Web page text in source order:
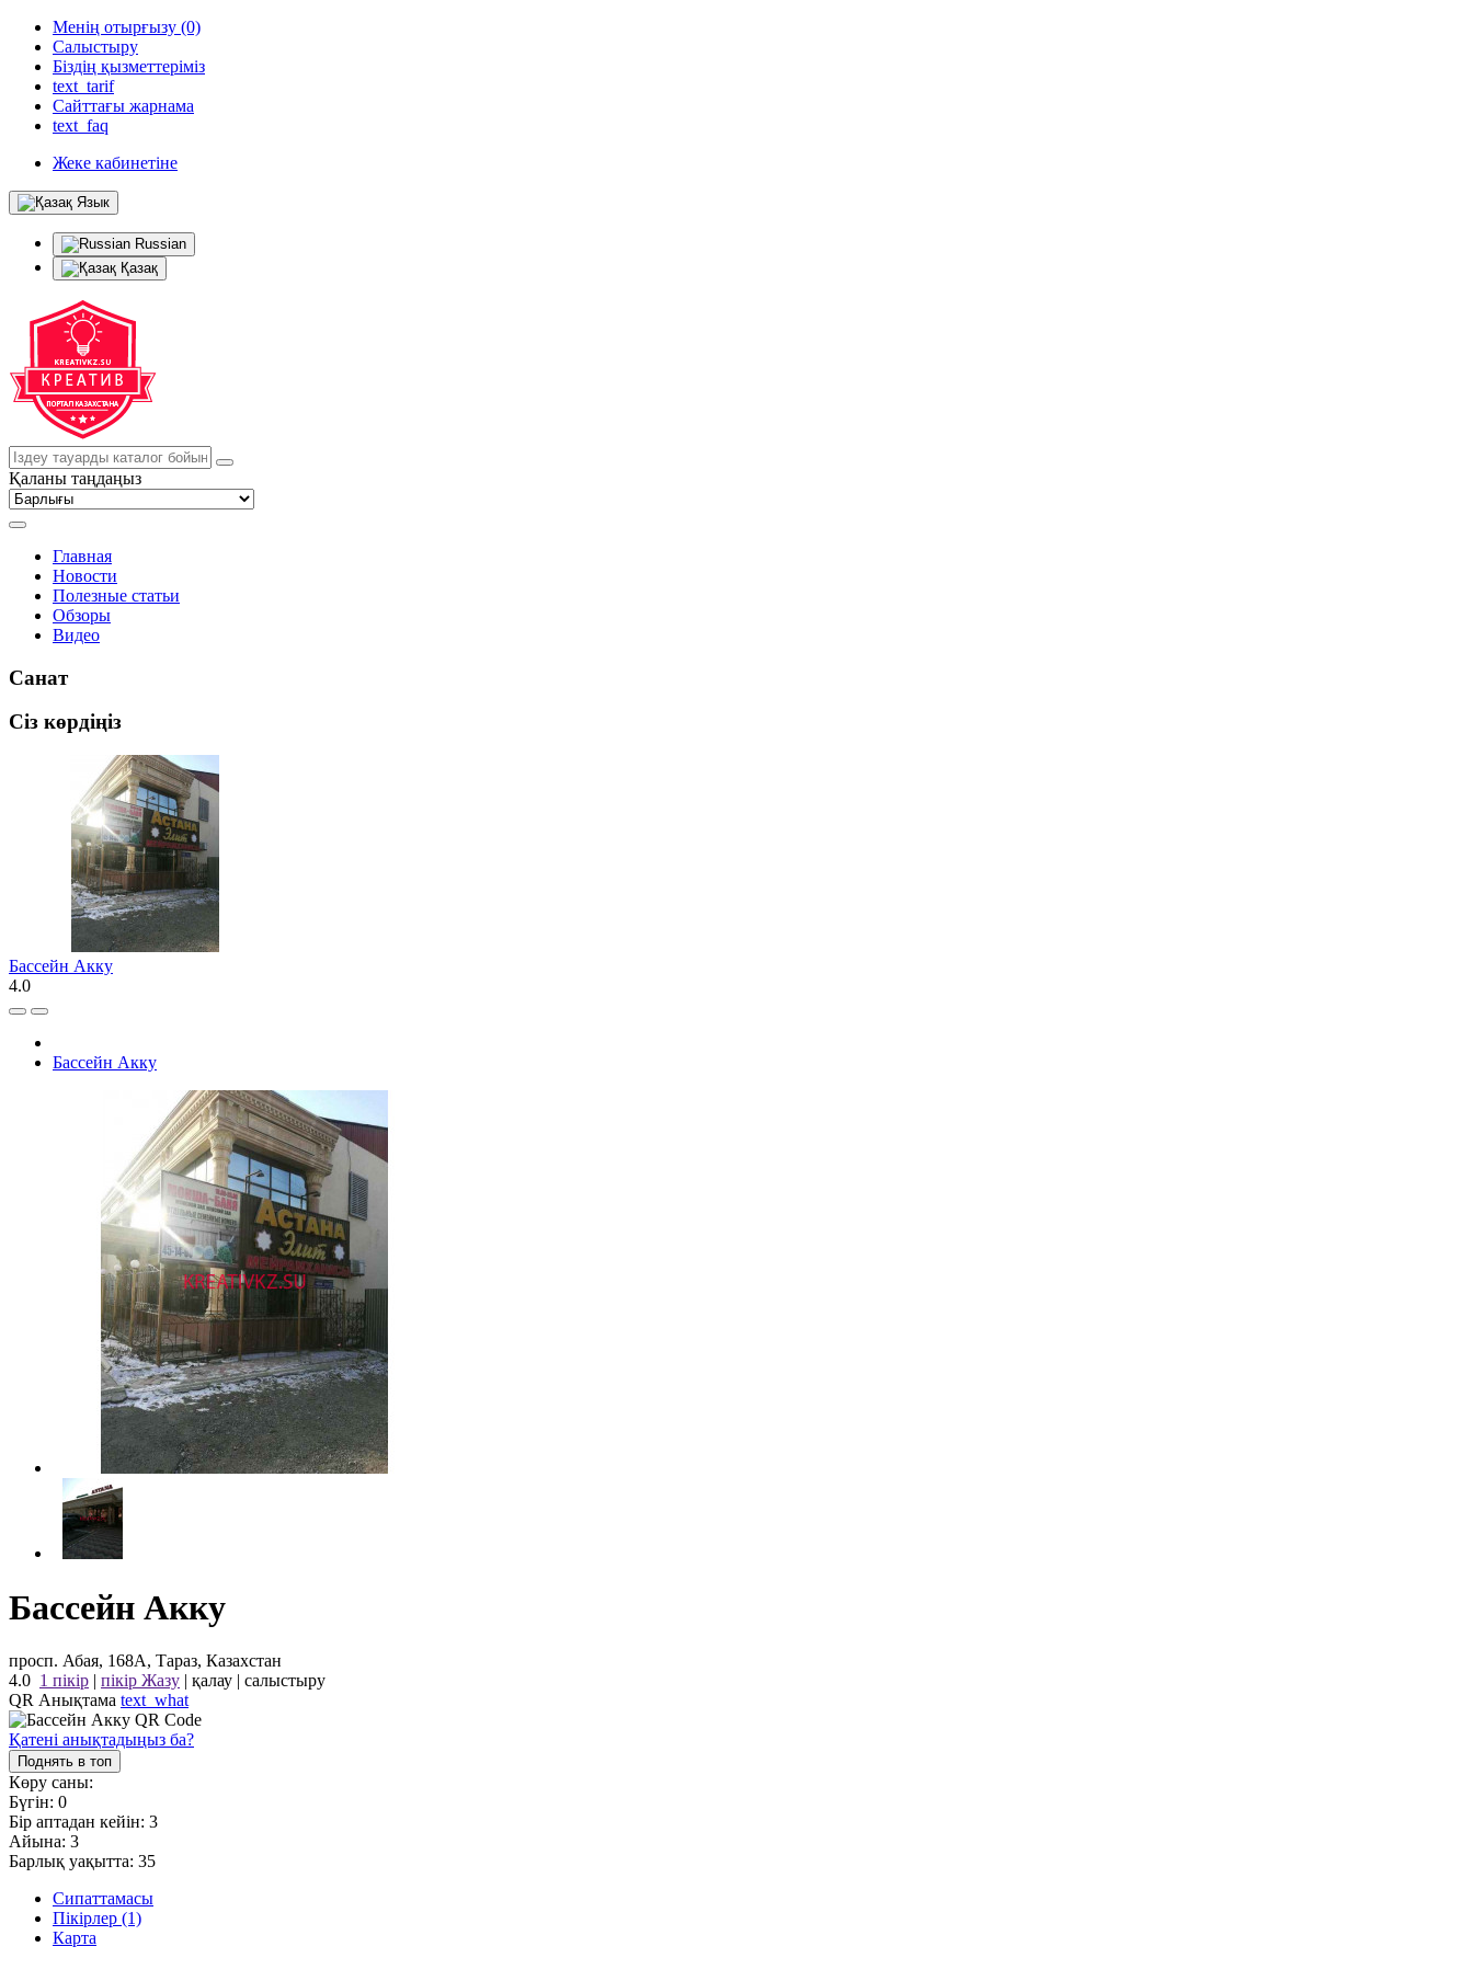
Менің отырғызу (0)
Салыстыру
Біздің қызметтеріміз
text_tarif
Сайттағы жарнама
text_faq
Жеке кабинетіне
Язык
Russian
Қазақ
Қаланы таңдаңыз
Главная
Новости
Полезные статьи
Обзоры
Видео
Санат
Сіз көрдіңіз
Бассейн Акку
4.0
Бассейн Акку
Бассейн Акку
просп. Абая, 168А, Тараз, Казахстан
4.0 1 пікір | пікір Жазу | қалау | салыстыру
QR Анықтама text_what
Қатені анықтадыңыз ба?
Поднять в топ
Көру саны:
Бүгін: 0
Бір аптадан кейін: 3
Айына: 3
Барлық уақытта: 35
Сипаттамасы
Пікірлер (1)
Карта